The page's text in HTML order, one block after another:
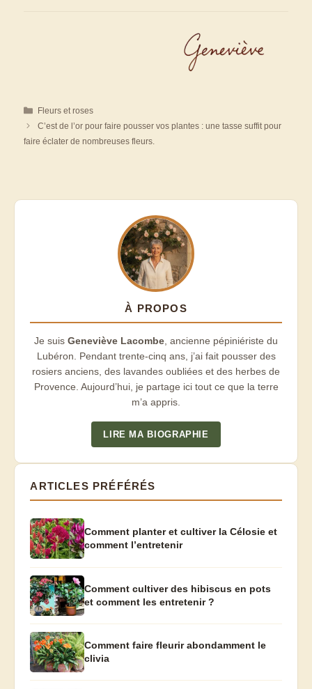
Catégories
Fleurs et roses
C’est de l’or pour faire pousser vos plantes : une tasse suffit pour
faire éclater de nombreuses fleurs.
À PROPOS
Je suis Geneviève Lacombe, ancienne pépiniériste du
Lubéron. Pendant trente-cinq ans, j’ai fait pousser des
rosiers anciens, des lavandes oubliées et des herbes de
Provence. Aujourd’hui, je partage ici tout ce que la terre
m’a appris.
LIRE MA BIOGRAPHIE
ARTICLES PRÉFÉRÉS
Comment planter et cultiver la Célosie et
comment l’entretenir
Comment cultiver des hibiscus en pots
et comment les entretenir ?
Comment faire fleurir abondamment le
clivia